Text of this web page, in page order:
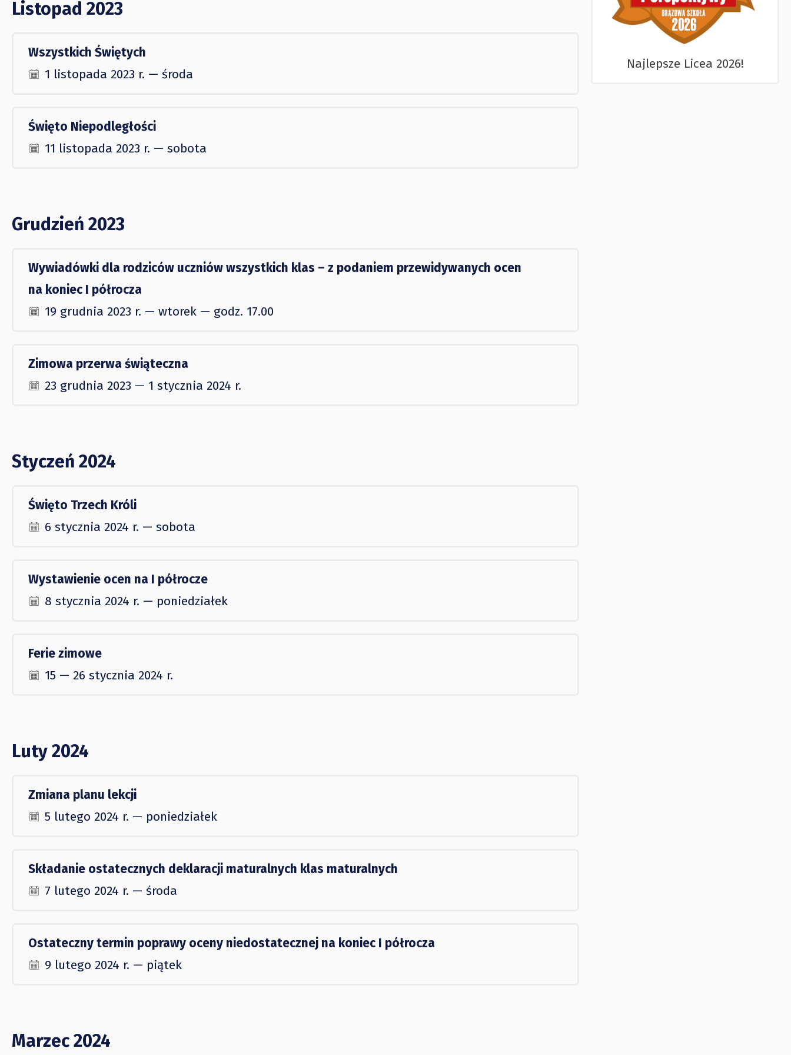
Listopad 2023
Wszystkich Świętych
1 listopada 2023 r. — środa
Święto Niepodległości
11 listopada 2023 r. — sobota
Grudzień 2023
Wywiadówki dla rodziców uczniów wszystkich klas – z podaniem przewidywanych ocen
na koniec I półrocza
19 grudnia 2023 r. — wtorek — godz. 17.00
Zimowa przerwa świąteczna
23 grudnia 2023 — 1 stycznia 2024 r.
Styczeń 2024
Święto Trzech Króli
6 stycznia 2024 r. — sobota
Wystawienie ocen na I półrocze
8 stycznia 2024 r. — poniedziałek
Ferie zimowe
15 — 26 stycznia 2024 r.
Luty 2024
Zmiana planu lekcji
5 lutego 2024 r. — poniedziałek
Składanie ostatecznych deklaracji maturalnych klas maturalnych
7 lutego 2024 r. — środa
Ostateczny termin poprawy oceny niedostatecznej na koniec I półrocza
9 lutego 2024 r. — piątek
Marzec 2024
Najlepsze Licea 2026!